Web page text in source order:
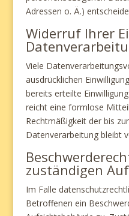
Adressen o. Ä.)
Widerruf Ihrer
Viele
ausdrücklichen
bereits erteilte
reicht eine formlose
Rechtmäßigkeit der bis
Datenverarbeitung bleibt
zuständigen
Im Falle
Betroffenen ein